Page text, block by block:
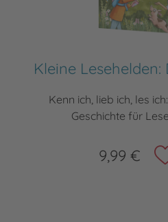
Kleine
Kenn ich, lieb ich, les
Geschichte für
9,99 €